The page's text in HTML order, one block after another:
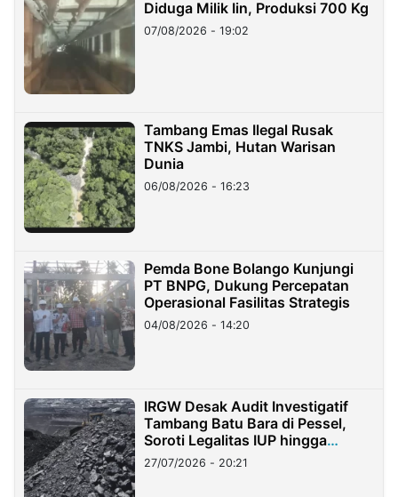
Diduga Milik Iin, Produksi 700 Kg
07/08/2026 - 19:02
Tambang Emas Ilegal Rusak
TNKS Jambi, Hutan Warisan
Dunia
06/08/2026 - 16:23
Pemda Bone Bolango Kunjungi
PT BNPG, Dukung Percepatan
Operasional Fasilitas Strategis
04/08/2026 - 14:20
IRGW Desak Audit Investigatif
Tambang Batu Bara di Pessel,
Soroti Legalitas IUP hingga
Stockpile
27/07/2026 - 20:21